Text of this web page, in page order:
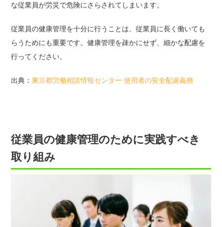
な従業員が労災で危険にさらされてしまいます。
従業員の健康管理を十分に行うことは、従業員に長く働いても
らうためにも重要です。健康管理を疎かにせず、細かな配慮を
行ってください。
出典：東京都労働相談情報センター 使用者の安全配慮義務
従業員の健康管理のために実践すべき
取り組み